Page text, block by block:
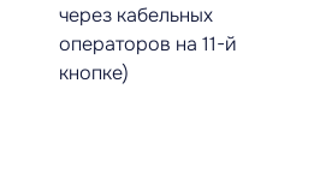
через кабельных
операторов на 11-й
кнопке)